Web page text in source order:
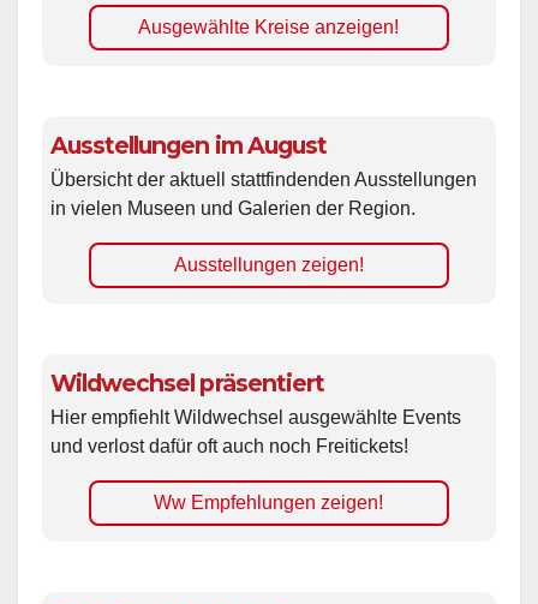
Ausgewählte Kreise anzeigen!
Ausstellungen im August
Übersicht der aktuell stattfindenden Ausstellungen
in vielen Museen und Galerien der Region.
Ausstellungen zeigen!
Wildwechsel präsentiert
Hier empfiehlt Wildwechsel ausgewählte Events
und verlost dafür oft auch noch Freitickets!
Ww Empfehlungen zeigen!